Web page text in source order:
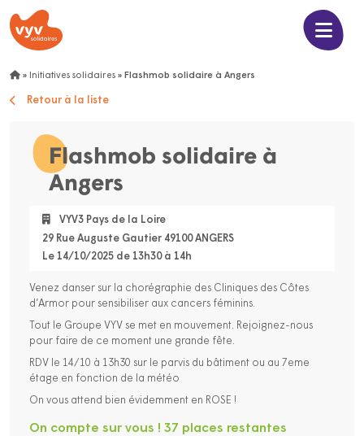
» Initiatives solidaires » Flashmob solidaire à Angers
Retour à la liste
Flashmob solidaire à
Angers
VYV3 Pays de la Loire
29 Rue Auguste Gautier 49100 ANGERS
Le 14/10/2025 de 13h30 à 14h
Venez danser sur la chorégraphie des Cliniques des Côtes
d’Armor pour sensibiliser aux cancers féminins.
Tout le Groupe VYV se met en mouvement. Rejoignez-nous
pour faire de ce moment une grande fête.
RDV le 14/10 à 13h30 sur le parvis du bâtiment ou au 7eme
étage en fonction de la météo
On vous attend bien évidemment en ROSE !
On compte sur vous ! 37 places restantes